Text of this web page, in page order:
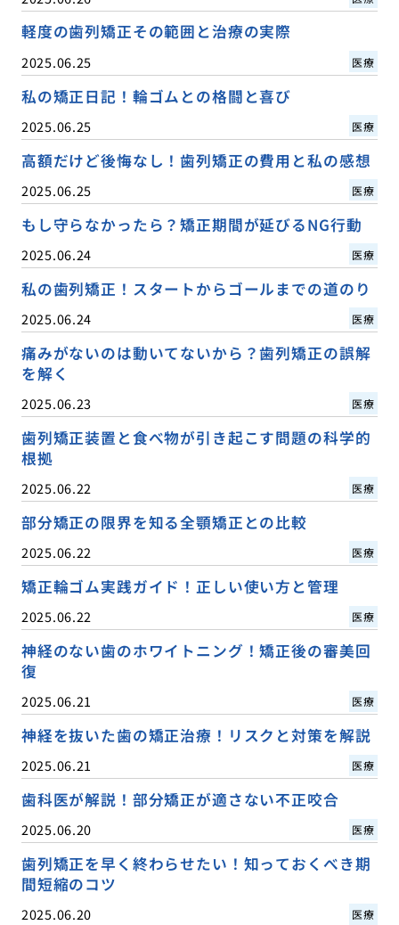
軽度の歯列矯正その範囲と治療の実際
2025.06.25 医療
私の矯正日記！輪ゴムとの格闘と喜び
2025.06.25 医療
高額だけど後悔なし！歯列矯正の費用と私の感想
2025.06.25 医療
もし守らなかったら？矯正期間が延びるNG行動
2025.06.24 医療
私の歯列矯正！スタートからゴールまでの道のり
2025.06.24 医療
痛みがないのは動いてないから？歯列矯正の誤解
を解く
2025.06.23 医療
歯列矯正装置と食べ物が引き起こす問題の科学的
根拠
2025.06.22 医療
部分矯正の限界を知る全顎矯正との比較
2025.06.22 医療
矯正輪ゴム実践ガイド！正しい使い方と管理
2025.06.22 医療
神経のない歯のホワイトニング！矯正後の審美回
復
2025.06.21 医療
神経を抜いた歯の矯正治療！リスクと対策を解説
2025.06.21 医療
歯科医が解説！部分矯正が適さない不正咬合
2025.06.20 医療
歯列矯正を早く終わらせたい！知っておくべき期
間短縮のコツ
2025.06.20 医療